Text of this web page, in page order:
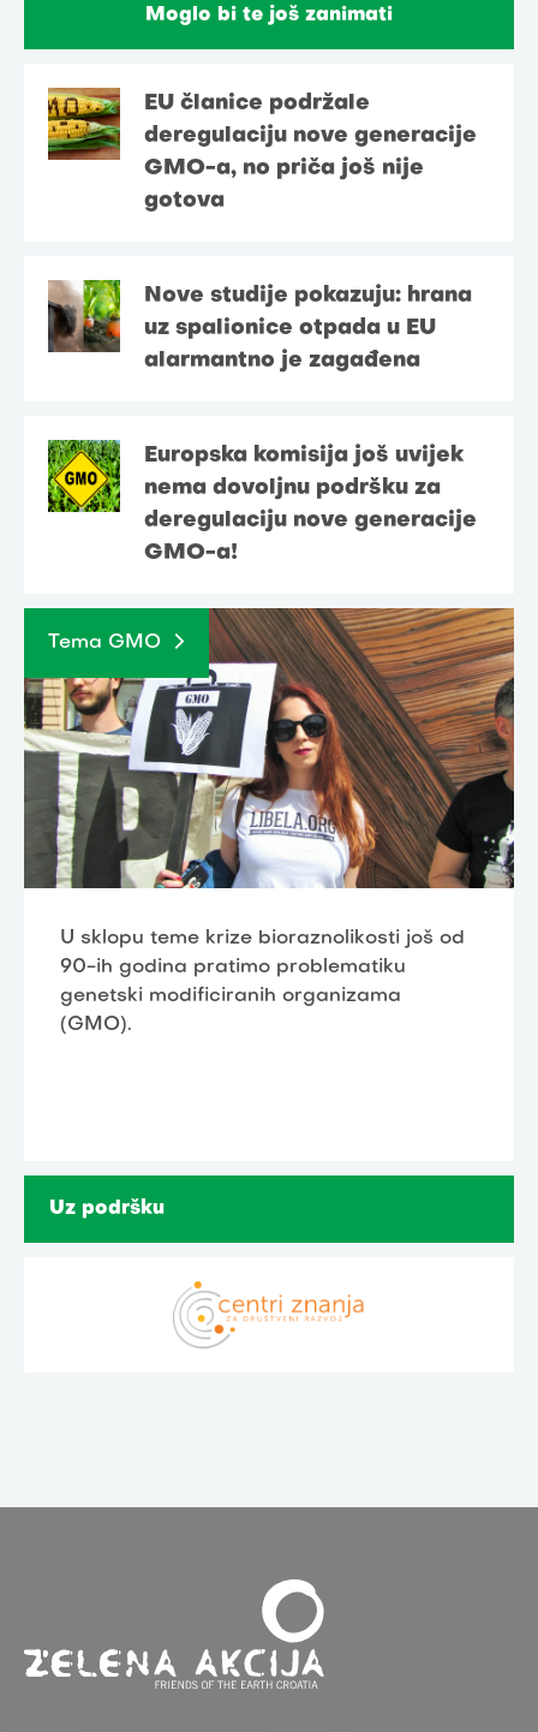
Moglo bi te još zanimati
EU članice podržale
deregulaciju nove generacije
GMO-a, no priča još nije
gotova
Nove studije pokazuju: hrana
uz spalionice otpada u EU
alarmantno je zagađena
Europska komisija još uvijek
nema dovoljnu podršku za
deregulaciju nove generacije
GMO-a!
Tema GMO
U sklopu teme krize bioraznolikosti još od
90-ih godina pratimo problematiku
genetski modificiranih organizama
(GMO).
Uz podršku